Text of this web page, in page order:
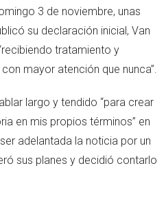
3 de noviembre, unas
su declaración inicial, Van
tratamiento y
mayor atención que nunca”.
largo y tendido “para crear
en mis propios términos” en
adelantada la noticia por un
sus planes y decidió contarlo